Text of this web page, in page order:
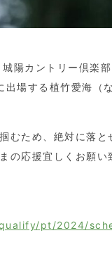
陽カントリー倶楽
場する植竹愛海（
むため、絶対に落と
の応援宜しくお願い
pt/2024/